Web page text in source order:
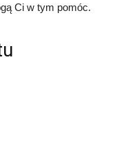
Ci w tym pomóc.